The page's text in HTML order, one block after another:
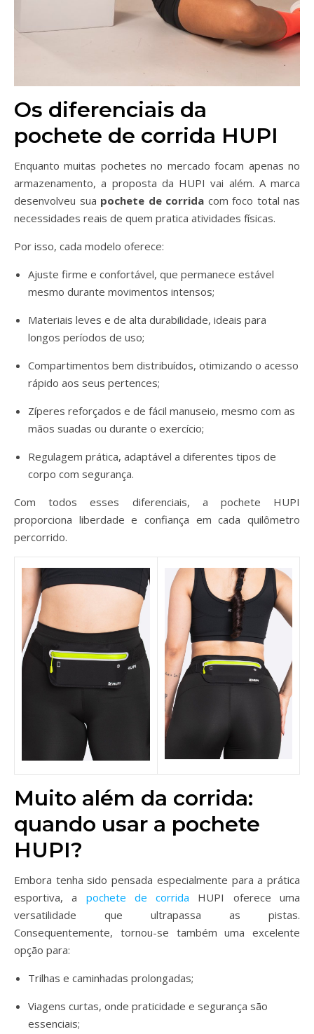
Os diferenciais da
pochete de corrida HUPI
Enquanto muitas pochetes no mercado focam apenas no
armazenamento, a proposta da HUPI vai além. A marca
desenvolveu sua pochete de corrida com foco total nas
necessidades reais de quem pratica atividades físicas.
Por isso, cada modelo oferece:
Ajuste firme e confortável, que permanece estável
mesmo durante movimentos intensos;
Materiais leves e de alta durabilidade, ideais para
longos períodos de uso;
Compartimentos bem distribuídos, otimizando o acesso
rápido aos seus pertences;
Zíperes reforçados e de fácil manuseio, mesmo com as
mãos suadas ou durante o exercício;
Regulagem prática, adaptável a diferentes tipos de
corpo com segurança.
Com todos esses diferenciais, a pochete HUPI
proporciona liberdade e confiança em cada quilômetro
percorrido.
Muito além da corrida:
quando usar a pochete
HUPI?
Embora tenha sido pensada especialmente para a prática
esportiva, a pochete de corrida HUPI oferece uma
versatilidade que ultrapassa as pistas.
Consequentemente, tornou-se também uma excelente
opção para:
Trilhas e caminhadas prolongadas;
Viagens curtas, onde praticidade e segurança são
essenciais;